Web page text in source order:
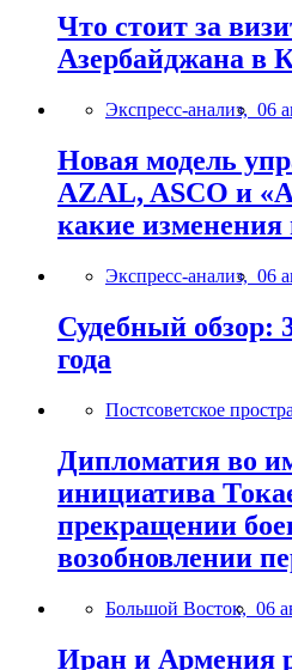
Что стоит за
Азербайджана в
Экспресс-анализ, 06
Новая модель
AZAL, ASCO и
какие изменения
Экспресс-анализ, 06
Судебный обзор:
года
Постсоветское
Дипломатия во
инициатива
прекращении
возобновлении
Большой Восток, 06
Иран и Армения